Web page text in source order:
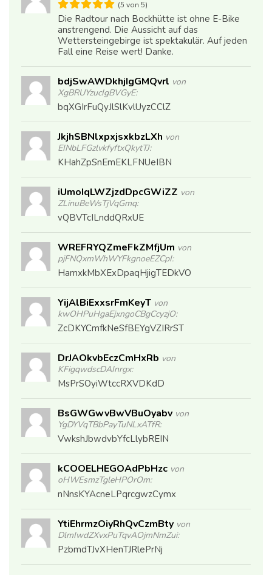
(5 von 5)
Die Radtour nach Bockhütte ist ohne E-Bike
anstrengend. Die Aussicht auf das
Wettersteingebirge ist spektakulär. Auf jeden
Fall eine Reise wert! Danke.
bdjSwAWDkhjIgGMQvrl von
XgBRUYzucIgBVGyE:
bqXGIrFuQyJlSlKvlUyzCClZ
JkjhSBNlxpxjsxkbzLXh von
EINbLFGzlvkfyftxQkytTJ:
KHahZpSnEmEKLFNUeIBN
iUmoIqLWZjzdDpcGWiZZ von
ZLinuBeWsTjVqGmq:
vQBVTcILnddQRxUE
WREFRYQZmeFkZMfjUm von
pjFNQxmWhWYFkgnoeEZCpI:
HamxkMbXExDpaqHjigTEDkVO
YijAlBiExxsrFmKeyT von
kwOHPuHgaEjxngoCBgCcyzjO:
ZcDKYCmfkNeSfBEYgVZIRrST
DrJAOkvbEczCmHxRb von
KFigqwdscDAInrgx:
MsPrSOyiWtccRXVDKdD
BsGWGwvBwVBuOyabv von
YgDYVqTBbPayTuNLxATfR:
VwkshJbwdvbYfcLlybREIN
kCOOELHEGOAdPbHzc von
oHWEsmzTgleHPOrOm:
nNnsKYAcneLPqrcgwzCymx
YtiEhrmzOiyRhQvCzmBty von
DlmIwdZXvxPuTqvAOjmNmZui:
PzbmdTJvXHenTJRlePrNj